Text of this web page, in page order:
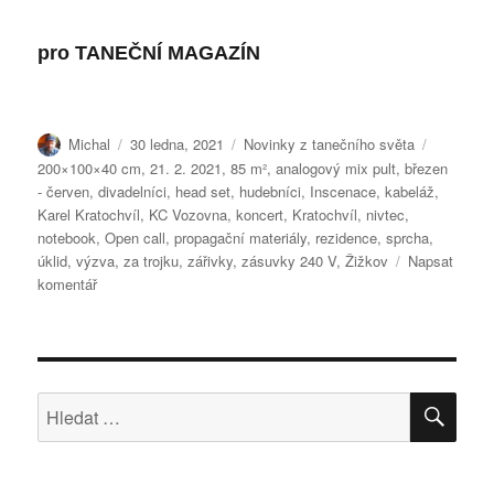
proTANEČNÍ MAGAZÍN
Autor:
Michal Publikováno:
30 ledna, 2021 Rubriky:
Novinky z tanečního světa
200×100×40 cm,21. 2. 2021,85 m²,analogový mix pult,březen
- červen,divadelníci, head set, hudebníci, Inscenace,kabeláž,
Karel Kratochvíl, KC Vozovna,koncert, Kratochvíl, nivtec,
notebook,Open call,propagační materiály, rezidence,sprcha,
úklid,výzva,za trojku,zářivky,zásuvky 240 V,Žižkov
Napsat
komentářpro
názvem
divadelníky
a
hudebníky
Hledat: